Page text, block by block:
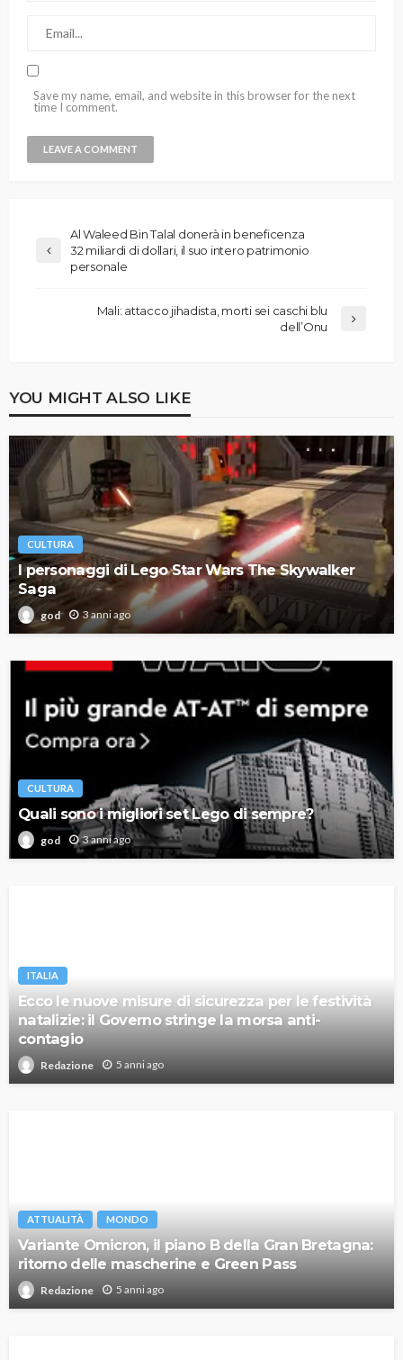
Save my name, email, and website in this browser for the next
time I comment.
Al Waleed Bin Talal donerà in beneficenza
32 miliardi di dollari, il suo intero patrimonio
personale
Mali: attacco jihadista, morti sei caschi blu
dell’Onu
YOU MIGHT ALSO LIKE
CULTURA
I personaggi di Lego Star Wars The Skywalker
Saga
god 3 anni ago
CULTURA
Quali sono i migliori set Lego di sempre?
god 3 anni ago
ITALIA
Ecco le nuove misure di sicurezza per le festività
natalizie: il Governo stringe la morsa anti-
contagio
Redazione 5 anni ago
ATTUALITÀ MONDO
Variante Omicron, il piano B della Gran Bretagna:
ritorno delle mascherine e Green Pass
Redazione 5 anni ago